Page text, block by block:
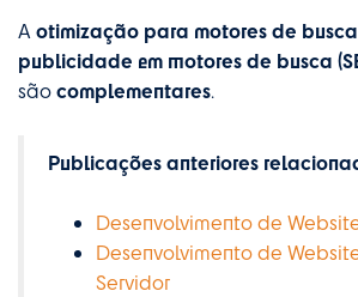
Aotimização para motores de busca
publicidade em motores de busca
sãocomplementares.
Publicações anteriores
Desenvolvimento de
Desenvolvimento de
Servidor